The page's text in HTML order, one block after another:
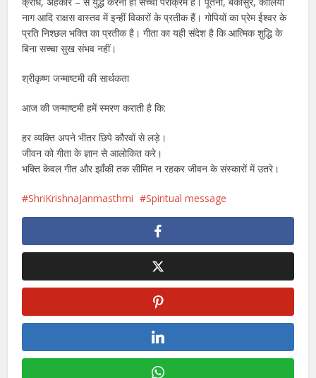
नाग आदि राक्षस वास्तव में इन्हीं विकारों के प्रतीक हैं। गोपियों का प्रेम ईश्वर के
प्रति निश्छल भक्ति का प्रतीक है। गीता का यही संदेश है कि आत्मिक शुद्धि के
बिना सच्चा सुख संभव नहीं।
श्रीकृष्ण जन्माष्टमी की सार्थकता
आज की जन्माष्टमी हमें स्मरण कराती है कि:
हर व्यक्ति अपने भीतर छिपे कौरवों से लड़े।
जीवन को गीता के ज्ञान से आलोकित करे।
भक्ति केवल गीत और झाँकी तक सीमित न रहकर जीवन के संस्कारों में उतरे।
ShriKrishnaJanmasthmi Spiritual message